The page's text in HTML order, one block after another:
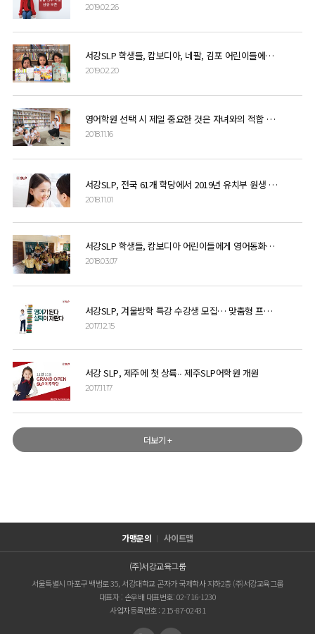
2019.02.26
서강SLP 학생들, 캄보디아, 네팔, 김포 어린이들에게 기부금 전달
2019.02.20
영어학원 선택 시 제일 중요한 것은 자녀와의 적합 여부
2018.11.16
서강SLP, 전국 61개 학당에서 2019년 유치부 원생 모집 시작
2018.11.01
서강SLP 학생들, 캄보디아 어린이들에게 영어동화책 선물
2018.03.07
서강SLP, 겨울방학 특강 수강생 모집… 맞춤형 프로그램 구성
2017.12.15
서강 SLP, 제주에 첫 상륙∙∙ 제주SLP어학원 개원
2017.11.17
더보기 +
가맹문의 사이트맵
(주)서강교육그룹
서울특별시 마포구 백범로 35, 서강대학교 곤자가 국제학사 지하2층 (주)서강교육그룹
대표자 : 손우배 대표번호: 02-716-1230
사업자등록번호 : 215-87-02431